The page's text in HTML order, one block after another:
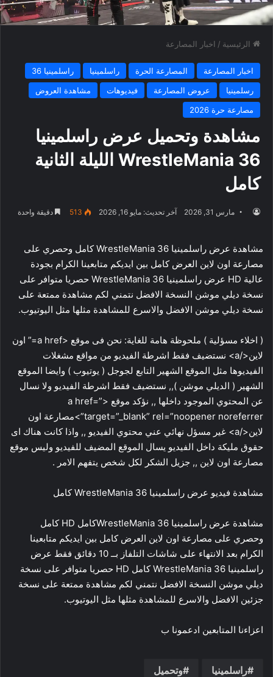
الرئيسية / اخبار المصارعة
اخبار المصارعة المصارعة الحرة راسلمينيا
راسلمينيا 36
رسلمينيا
عروض المصارعة فيديوهات
مشاهدة العروض
مصارعة حرة 2026
مشاهدة وتحميل عرض راسلمينيا
36 WrestleMania الليلة الثانية
كامل
مارس 31, 2026 آخر تحديث: مايو 16, 2026 513 دقيقة واحدة
مشاهدة عرض راسلمينيا 36 WrestleMania كامل وحصري على
مصارعة اون لاين العرض كامل بين ايديكم متابعينا الكرام بجودة
عالية HD عرض راسلمينيا 36 WrestleMania حصريا متوافر على
نسخة ديلي موشن النسخة الافضل نتمني لكم مشاهدة ممتعة على
نسخة ديلي موشن الافضل والاسرع للمشاهدة مثلها مثل اليوتيوب.
( اخلاء مسؤلية ) ملحوظة هامة للغاية: نحن فى موقع <a href=” اون
لاين</a> نستضيف فقط اشرطة الفيديو من مواقع مشغلات
الفيديوها مثل الموقع الشهير التابع لجوجل ( يوتيوب ) وايضا الموقع
الشهير ( الديلي موشن ),, نستضيف فقط اشرطة الفيديو ولا نسال
عن المحتوي الموجود داخلها ,, نؤكد موقع <a href=”
target=”_blank” rel=”noopener noreferrer”>مصارعة اون
لاين</a> غير مسؤل نهائي عني محتوي الفيديو ,, واذا كانت هناك اى
حقوق مليكة داخل الفيديو يسال الموقع المضيف للفيديو وليس موقع
مصارعة اون لاين ,, جزيل الشكر لكل شخص يتفهم الامر .
مشاهدة فيديو عرض راسلمينيا 36 WrestleMania كامل
مشاهدة عرض راسلمينيا 36 WrestleManiaكامل HD كامل
وحصري على مصارعة اون لاين العرض كامل بين ايديكم متابعينا
الكرام بعد الانتهاء على شاشات التلفاز بــ 10 دقائق فقط عرض
راسلمينيا 36 WrestleMania كامل HD حصريا متوافر على نسخة
ديلي موشن النسخة الافضل نتمني لكم مشاهدة ممتعة على نسخة
جزئين الافضل والاسرع للمشاهدة مثلها مثل اليوتيوب.
اعزاءنا المتابعين ادعمونا ب
راسلمينيا وتحميل